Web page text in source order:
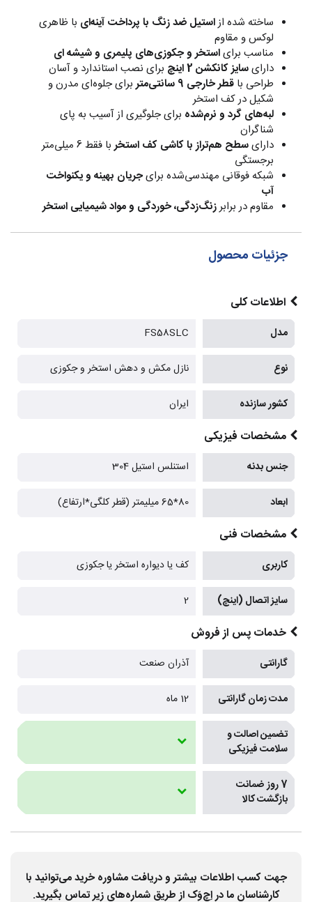
ساخته شده ازاستیل ضد زنگ با پرداخت آینه‌ای با ظاهری
لوکس و مقاوم
مناسب برایاستخر و جکوزی‌های پلیمری و شیشه ای
دارایسایز کانکشن 2 اینچ
برای نصب استاندارد و آسان
طراحی با قطر خارجی 9 سانتی‌متر
برای جلوه‌ای مدرن و
شکیل در کف استخر
لبه‌های گرد و نرم‌شده برای جلوگیری از آسیب به پای
شناگران
دارایسطح هم‌تراز با کاشی کف استخر
با فقط 6 میلی‌متر
برجستگی
شبکه فوقانی مهندسی‌شده برایجریان بهینه و یکنواخت
آب
مقاوم در برابرزنگ‌زدگی، خوردگی و مواد شیمیایی استخر
جزئیات محصول
اطلاعات کلی
مدل FS58SLC
نوع نازل مکش و دهش استخر و جکوزی
کشور سازنده ایران
مشخصات فیزیکی
جنس بدنه استنلس استیل 304
ابعاد 80*65 میلیمتر (قطر کلگی*ارتفاع)
مشخصات فنی
کاربری کف یا دیواره استخر یا جکوزی
سایز اتصال (اینچ) 2
خدمات پس از فروش
گارانتی آذران صنعت
مدت زمان گارانتی 12 ماه
تضمین اصالت و
سلامت فیزیکی
7 روز ضمانت
بازگشت کالا
جهت کسب اطلاعات بیشتر و دریافت مشاوره خرید می‌توانید با
کارشناسان ما در اِچ‌وَک از طریق شماره‌های زیر تماس بگیرید.